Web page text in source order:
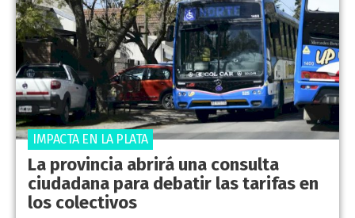
La provincia abrirá una consulta
ciudadana para debatir las tarifas en
los colectivos
IMPACTA EN LA PLATA